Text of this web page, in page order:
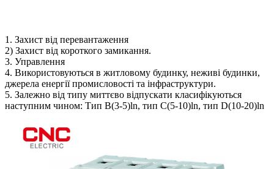
1. Захист від перевантаження
2) Захист від короткого замикання.
3. Управлення
4. Використовуються в житловому будинку, неживі будинки,
джерела енергії промисловості та інфраструктури.
5. Залежно від типу миттєво відпускати класифікуються
наступним чином: Тип B(3-5)ln, тип C(5-10)ln, тип D(10-20)ln